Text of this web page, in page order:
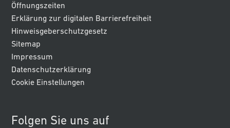
Öffnungszeiten
Erklärung zur digitalen Barrierefreiheit
Hinweisgeberschutzgesetz
Sitemap
Impressum
Datenschutzerklärung
Cookie Einstellungen
Folgen Sie uns auf